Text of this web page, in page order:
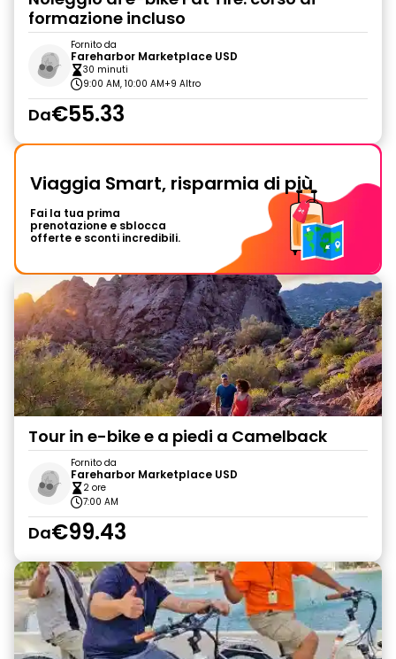
formazione incluso
Fornito da
Fareharbor Marketplace USD
30 minuti
9:00 AM, 10:00 AM+9 Altro
Da€55.33
Viaggia Smart, risparmia di più
Fai la tua prima
prenotazione e sblocca
offerte e sconti incredibili.
Tour in e-bike e a piedi a Camelback
Fornito da
Fareharbor Marketplace USD
2 ore
7:00 AM
Da€99.43